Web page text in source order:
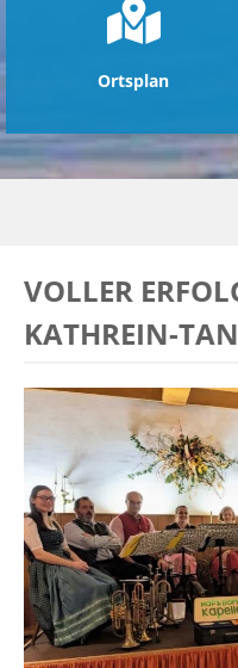
Ortsplan
VOLLER
KATHREIN-